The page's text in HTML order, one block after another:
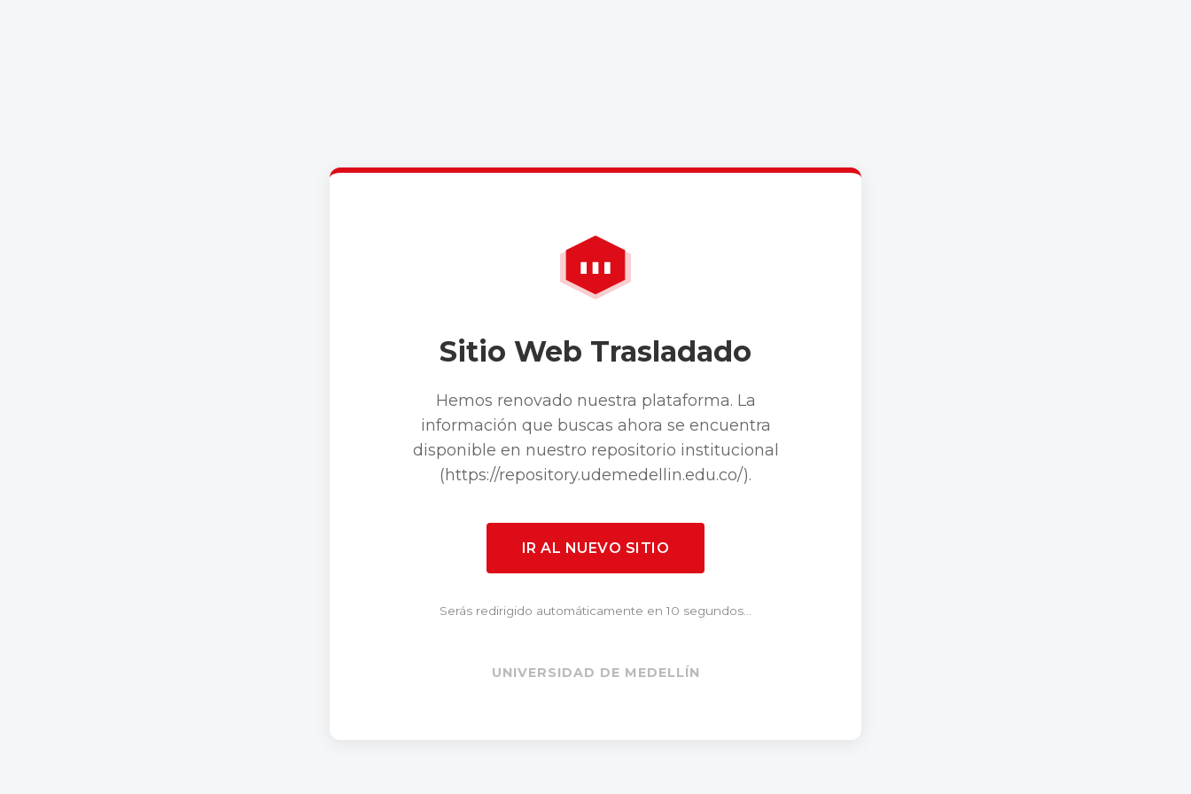
Sitio Web Trasladado
Hemos renovado nuestra plataforma. La
información que buscas ahora se encuentra
disponible en nuestro repositorio institucional
(https://repository.udemedellin.edu.co/).
IR AL NUEVO SITIO
Serás redirigido automáticamente en 10 segundos...
UNIVERSIDAD DE MEDELLÍN